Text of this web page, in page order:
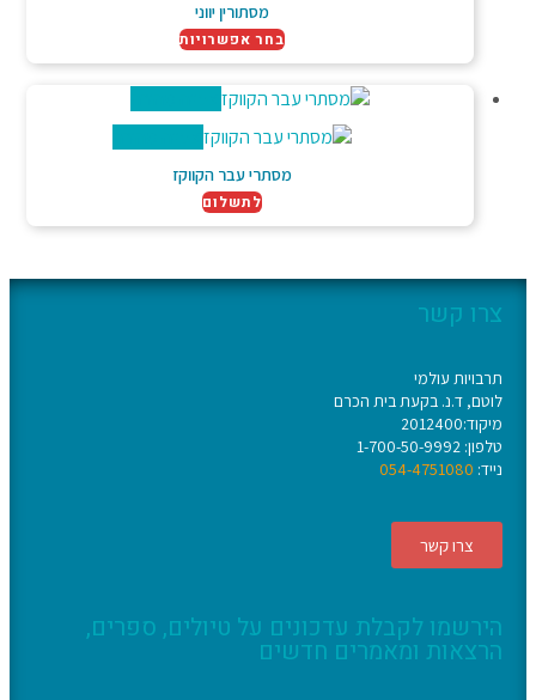
מסתורין יווני
בחר אפשרויות
מסתרי עבר הקווקז
לתשלום
צרו קשר
תרבויות עולמי
לוטם, ד.נ. בקעת בית הכרם
מיקוד:2012400
טלפון: 1-700-50-9992
נייד: 054-4751080
צרו קשר
הירשמו לקבלת עדכונים על טיולים, ספרים,
הרצאות ומאמרים חדשים